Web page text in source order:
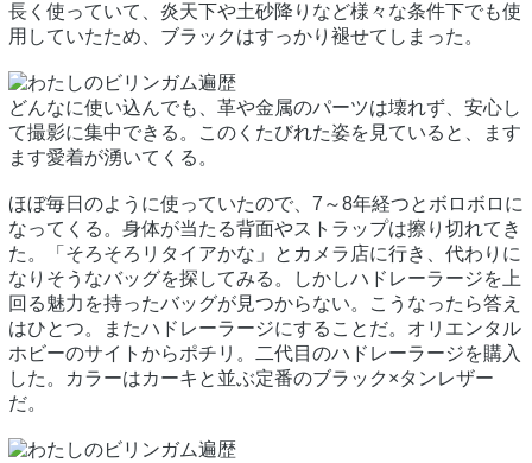
長く使っていて、炎天下や土砂降りなど様々な条件下でも使
用していたため、ブラックはすっかり褪せてしまった。
どんなに使い込んでも、革や金属のパーツは壊れず、安心し
て撮影に集中できる。このくたびれた姿を見ていると、ます
ます愛着が湧いてくる。
ほぼ毎日のように使っていたので、7～8年経つとボロボロに
なってくる。身体が当たる背面やストラップは擦り切れてき
た。「そろそろリタイアかな」とカメラ店に行き、代わりに
なりそうなバッグを探してみる。しかしハドレーラージを上
回る魅力を持ったバッグが見つからない。こうなったら答え
はひとつ。またハドレーラージにすることだ。オリエンタル
ホビーのサイトからポチリ。二代目のハドレーラージを購入
した。カラーはカーキと並ぶ定番のブラック×タンレザー
だ。